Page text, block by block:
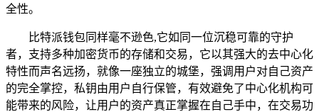
全性。
比特派钱包同样毫不逊色,它如同一位沉稳可靠的守护
者，支持多种加密货币的存储和交易，它以其强大的去中心化
特性而声名远扬，就像一座独立的城堡，强调用户对自己资产
的完全掌控，私钥由用户自行保管，有效避免了中心化机构可
能带来的风险，让用户的资产真正掌握在自己手中，在交易功